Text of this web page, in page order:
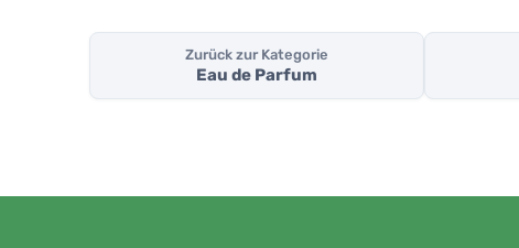
Zurück zur Kategorie
Eau de Parfum